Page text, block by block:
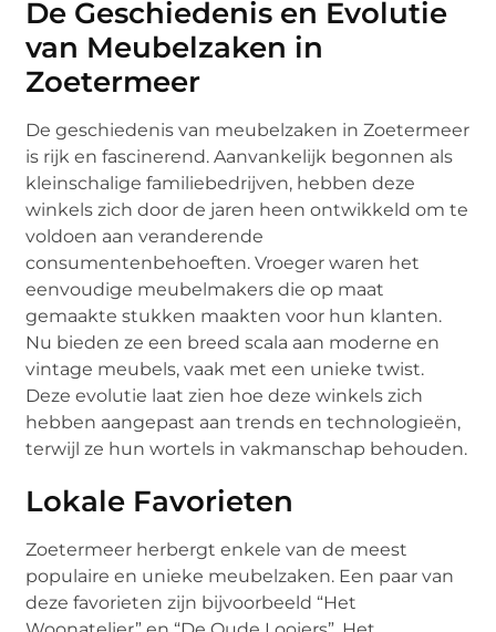
De Geschiedenis en Evolutie
van Meubelzaken in
Zoetermeer
De geschiedenis van meubelzaken in Zoetermeer
is rijk en fascinerend. Aanvankelijk begonnen als
kleinschalige familiebedrijven, hebben deze
winkels zich door de jaren heen ontwikkeld om te
voldoen aan veranderende
consumentenbehoeften. Vroeger waren het
eenvoudige meubelmakers die op maat
gemaakte stukken maakten voor hun klanten.
Nu bieden ze een breed scala aan moderne en
vintage meubels, vaak met een unieke twist.
Deze evolutie laat zien hoe deze winkels zich
hebben aangepast aan trends en technologieën,
terwijl ze hun wortels in vakmanschap behouden.
Lokale Favorieten
Zoetermeer herbergt enkele van de meest
populaire en unieke meubelzaken. Een paar van
deze favorieten zijn bijvoorbeeld “Het